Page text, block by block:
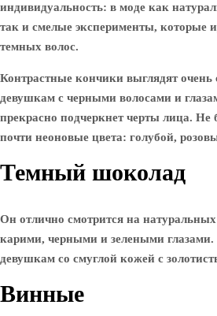
индивидуальность: в моде как
так и смелые эксперименты, которые
темных волос.
Контрастные кончики выглядят очень
девушкам с черными волосами и
прекрасно подчеркнет черты лица. Не
почти неоновые цвета: голубой,
Темный шоколад
Он отлично смотрится на
карими, черными и зелеными глазами.
девушкам со смуглой кожей с
Винные